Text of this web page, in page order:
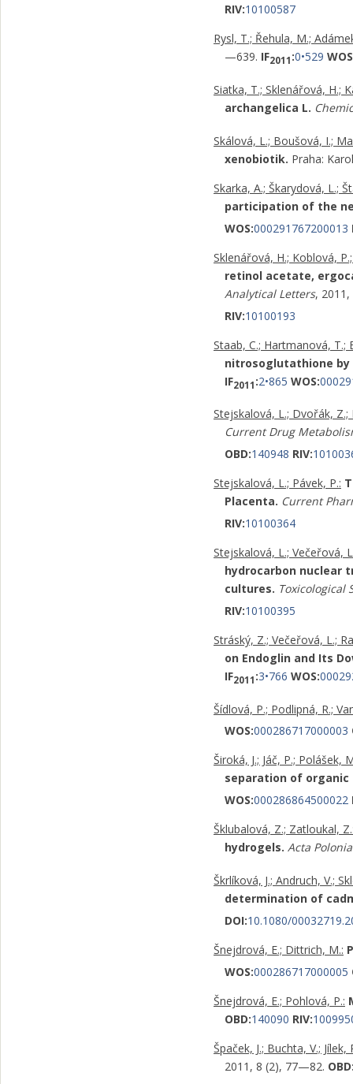
RIV:10100587
Rysl, T.; Řehula, M.;
—639. IF2011 :0•529
Siatka, T.; Sklenářová, H.;
archangelica L.
Skálová, L.; Boušová, I.;
xenobiotik. Praha:
Skarka, A.; Škarydová, L.;
participation of the
WOS:000291767200013
Sklenářová, H.; Koblová,
retinol acetate,
Analytical Letters,
RIV:10100193
Staab, C.; Hartmanová, T.;
nitrosoglutathione by
IF2011 :2•865 WOS:
Stejskalová, L.; Dvořák, Z.;
Current Drug
OBD:140948 RIV:
Stejskalová, L.; Pávek, P.:
Placenta. Current
RIV:10100364
Stejskalová, L.; Večeřová,
hydrocarbon nuclear
cultures. Toxicological
RIV:10100395
Stráský, Z.; Večeřová, L.;
on Endoglin and Its
IF2011 :3•766 WOS:
Šídlová, P.; Podlipná, R.;
WOS:000286717000003
Široká, J.; Jáč, P.; Polášek,
separation of organic
WOS:000286864500022
Šklubalová, Z.; Zatloukal,
hydrogels. Acta
Škrlíková, J.; Andruch, V.;
determination of
DOI:10.1080/
Šnejdrová, E.; Dittrich, M.:
WOS:000286717000005
Šnejdrová, E.; Pohlová, P.:
OBD:140090 RIV:
Špaček, J.; Buchta, V.;
2011, 8 (2), 77—82.